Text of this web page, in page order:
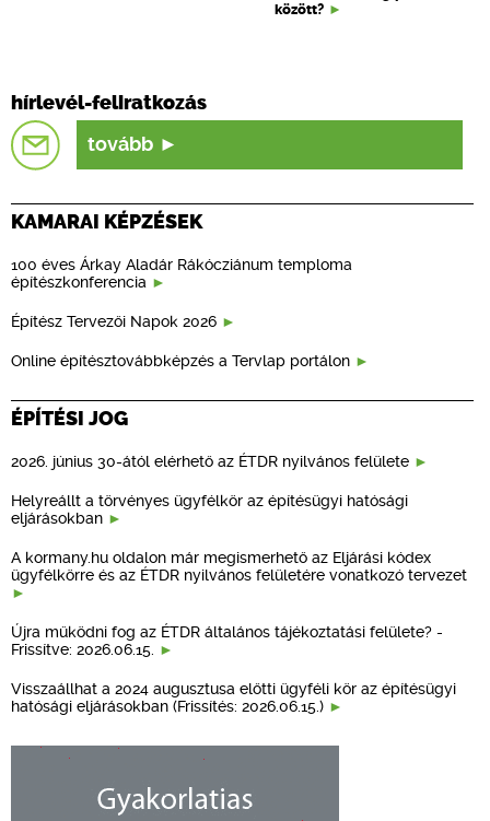
között?
hírlevél-feliratkozás
tovább
KAMARAI KÉPZÉSEK
100 éves Árkay Aladár Rákócziánum temploma
építészkonferencia
Építész Tervezői Napok 2026
Online építésztovábbképzés a Tervlap portálon
ÉPÍTÉSI JOG
2026. június 30-ától elérhető az ÉTDR nyilvános felülete
Helyreállt a törvényes ügyfélkör az építésügyi hatósági
eljárásokban
A kormany.hu oldalon már megismerhető az Eljárási kódex
ügyfélkörre és az ÉTDR nyilvános felületére vonatkozó tervezet
Újra működni fog az ÉTDR általános tájékoztatási felülete? -
Frissítve: 2026.06.15.
Visszaállhat a 2024 augusztusa előtti ügyféli kör az építésügyi
hatósági eljárásokban (Frissítés: 2026.06.15.)